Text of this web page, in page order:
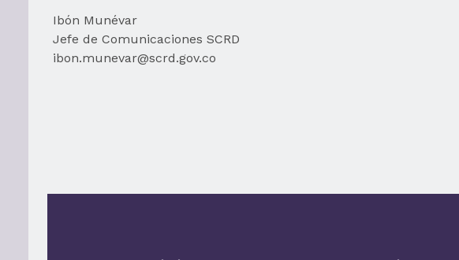
Ibón Munévar
Jefe de Comunicaciones SCRD
ibon.munevar@scrd.gov.co